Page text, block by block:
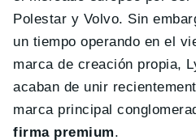
Polestar y Volvo. Sin
un tiempo operando en el
marca de creación propia,
acaban de unir
marca principal
firma premium.